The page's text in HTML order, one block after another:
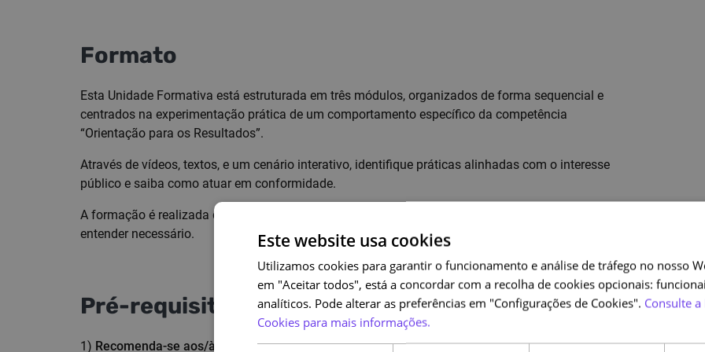
Formato
Esta Unidade Formativa está estruturada em três módulos, organizados de forma sequencial e
centrados na experimentação prática de um comportamento específico da competência
“Orientação para os Resultados”.
Através de vídeos, textos, e um cenário interativo, identifique práticas alinhadas com o interesse
público e saiba como atuar em conformidade.
A formação é realizada de forma individual, ao seu ritmo, podendo rever as atividades sempre que
entender necessário.
Pré-requisitos
1) Recomenda-se aos/às trabalhadores/as da AP com email institucional que o associem à
Este website usa cookies
Utilizamos cookies para garantir o funcionamento e análise de tráfego no nosso
em "Aceitar todos", está a concordar com a recolha de cookies opcionais:
analíticos. Pode alterar as preferências em "Configurações de Cookies". Consulte
Cookies para mais informações.